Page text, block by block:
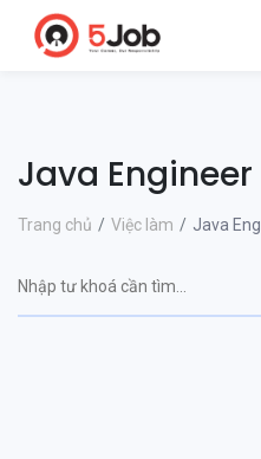
Java
Trang chủ Việc làm Java